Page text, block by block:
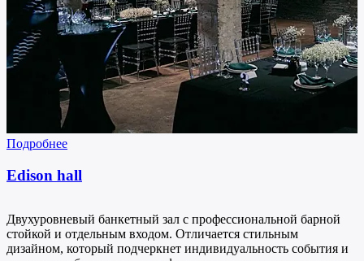
Подробнее
Edison hall
Двухуровневый банкетный зал с профессиональной барной
стойкой и отдельным входом. Отличается стильным
дизайном, который подчеркнет индивидуальность события и